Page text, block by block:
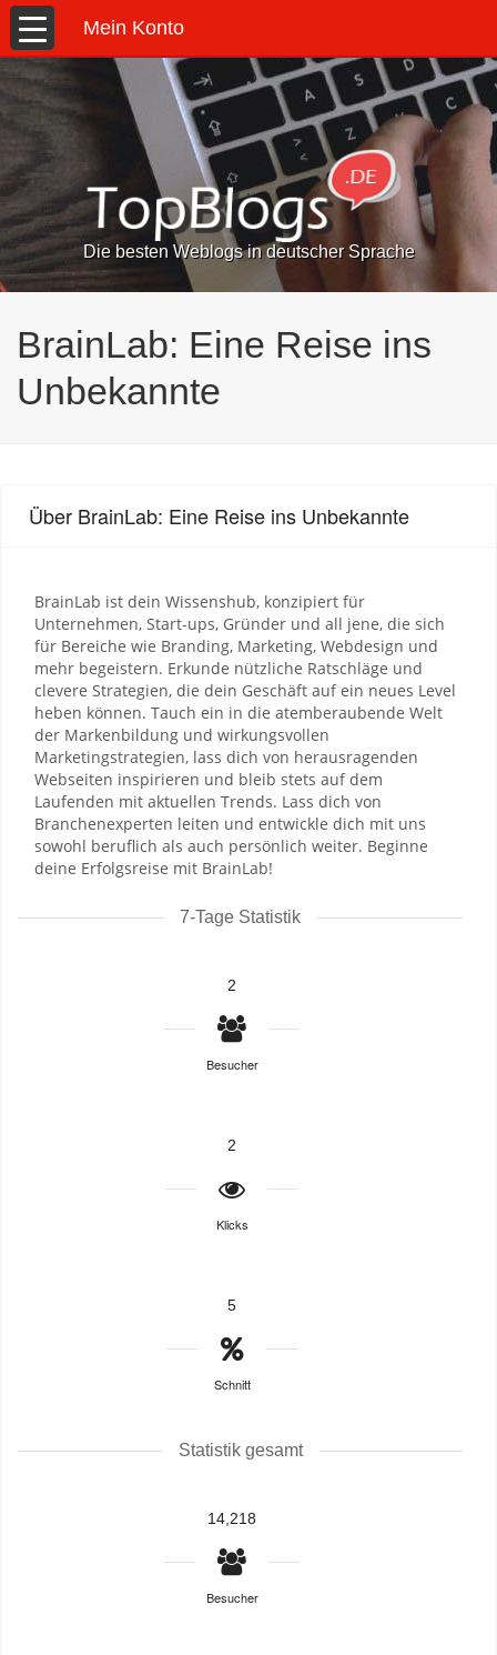
Mein Konto
Die besten Weblogs in deutscher Sprache
BrainLab: Eine Reise ins
Unbekannte
Über BrainLab: Eine Reise ins Unbekannte
BrainLab ist dein Wissenshub, konzipiert für
Unternehmen, Start-ups, Gründer und all jene, die sich
für Bereiche wie Branding, Marketing, Webdesign und
mehr begeistern. Erkunde nützliche Ratschläge und
clevere Strategien, die dein Geschäft auf ein neues Level
heben können. Tauch ein in die atemberaubende Welt
der Markenbildung und wirkungsvollen
Marketingstrategien, lass dich von herausragenden
Webseiten inspirieren und bleib stets auf dem
Laufenden mit aktuellen Trends. Lass dich von
Branchenexperten leiten und entwickle dich mit uns
sowohl beruflich als auch persönlich weiter. Beginne
deine Erfolgsreise mit BrainLab!
7-Tage Statistik
2
Besucher
2
Klicks
5
Schnitt
Statistik gesamt
14,218
Besucher